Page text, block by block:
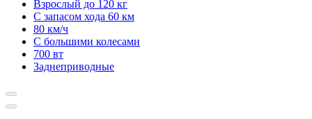
Взрослый до 120 кг
С запасом хода 60 км
80 км/ч
С большими колесами
700 вт
Заднеприводные